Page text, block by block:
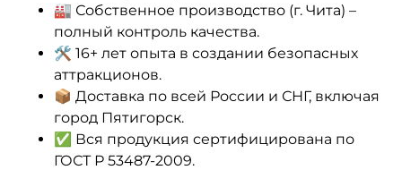
🏭 Собственное производство (г. Чита) –
полный контроль качества.
🛠 16+ лет опыта в создании безопасных
аттракционов.
📦 Доставка по всей России и СНГ, включая
город Пятигорск.
✅ Вся продукция сертифицирована по
ГОСТ Р 53487-2009.